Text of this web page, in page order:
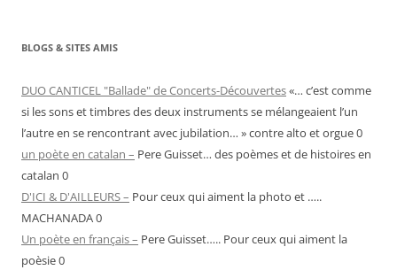
BLOGS & SITES AMIS
DUO CANTICEL "Ballade" de Concerts-Découvertes«… c’est comme
si les sons et timbres des deux instruments se mélangeaient l’un
l’autre en se rencontrant avec jubilation… » contre alto et orgue 0
un poète en catalan – Pere Guisset… des poèmes et de histoires en
catalan 0
D'ICI & D'AILLEURS – Pour ceux qui aiment la photo et …..
MACHANADA 0
Un poète en français – Pere Guisset….. Pour ceux qui aiment la
poèsie 0